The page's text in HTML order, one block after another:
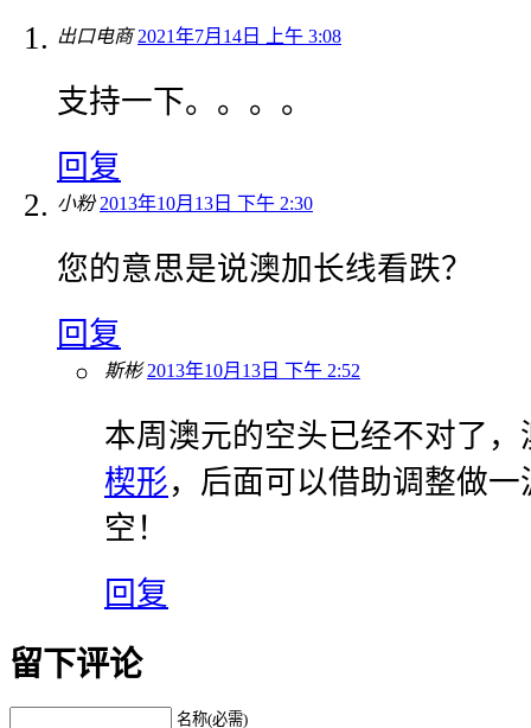
出口电商 2021年7月14日 上午 3:08
支持一下。。。。
回复
小粉 2013年10月13日 下午 2:30
您的意思是说澳加长线看跌？
回复
斯彬 2013年10月13日 下午 2:52
本周澳元的空头已经不对了
楔形，后面可以借助调整做
空！
回复
留下评论
名称(必需)